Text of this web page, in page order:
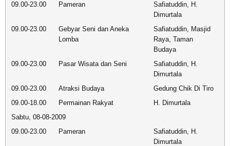
09.00-23.00
Pameran
Safiatuddin, H.
Dimurtala
09.00-23.00
Gebyar Seni dan Aneka
Lomba
Safiatuddin, Masjid
Raya, Taman
Budaya
09.00-23.00
Pasar Wisata dan Seni
Safiatuddin, H.
Dimurtala
09.00-23.00
Atraksi Budaya
Gedung Chik Di Tiro
09.00-18.00
Permainan Rakyat
H. Dimurtala
Sabtu, 08-08-2009
09.00-23.00
Pameran
Safiatuddin, H.
Dimurtala